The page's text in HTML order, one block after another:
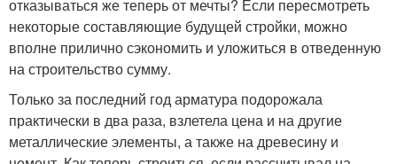
отказываться же теперь от мечты? Если пересмотреть
некоторые составляющие будущей стройки, можно
вполне прилично сэкономить и уложиться в отведенную
на строительство сумму.
Только за последний год арматура подорожала
практически в два раза, взлетела цена и на другие
металлические элементы, а также на древесину и